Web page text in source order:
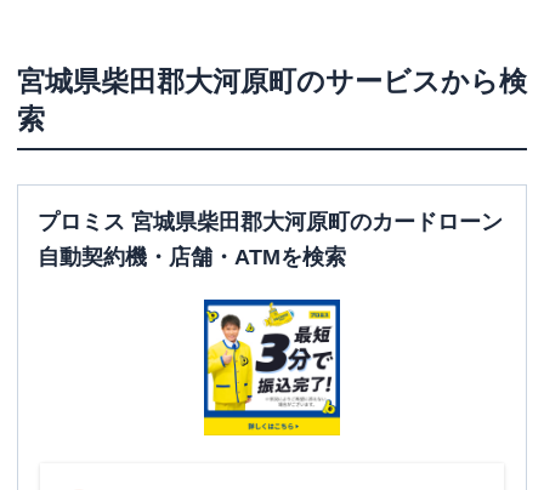
日祝
：09:00-21:00
ATM営業時間
土曜：24時間
ATM 〇
駐車場 〇
宮城県柴田郡大河原町字新東21-13
プロミス 【2026/2/2閉店】４号線大河原自
動契約コーナー
宮城県柴田郡大河原町のサービスから検
索
プロミス 宮城県柴田郡大河原町のカードローン
自動契約機・店舗・ATMを検索